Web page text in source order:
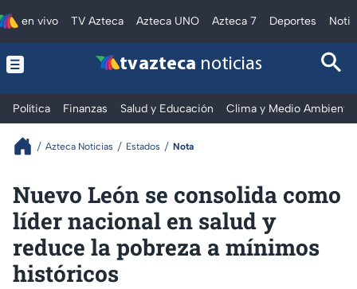
en vivo TV Azteca Azteca UNO Azteca 7 Deportes
tv azteca noticias
Política Finanzas Salud y Educación Clima y Medio Ambiente
Azteca Noticias Estados Nota
Nuevo León se consolida como
líder nacional en salud y
reduce la pobreza a mínimos
históricos